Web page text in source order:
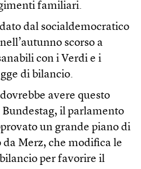
familiari.
dal socialdemocratico
scorso a
con i Verdi e i
di bilancio.
avere questo
il parlamento
un grande piano di
Merz, che modifica le
per favorire il